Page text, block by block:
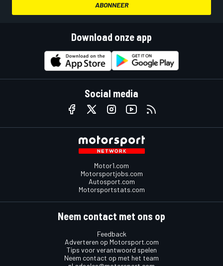
ABONNEER
Download onze app
Social media
Motor1.com
Motorsportjobs.com
Autosport.com
Motorsportstats.com
Neem contact met ons op
Feedback
Adverteren op Motorsport.com
Tips voor verantwoord spelen
Neem contact op met het team